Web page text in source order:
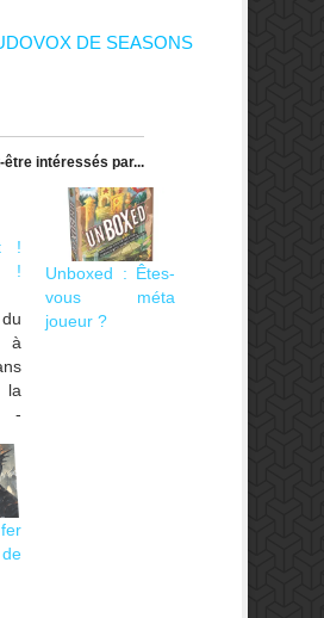
DE SEASONS
être intéressés par...
!
!
à
la
-
-
Unboxed : Êtes-
vous méta
joueur ?